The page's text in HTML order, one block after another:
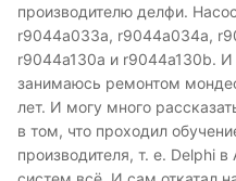
производителю делфи.
r9044a033a, r9044a034a,
r9044a130a и r9044a130b. И
занимаюсь ремонтом
лет. И могу много
в том, что проходил
производителя, т. е. Delphi